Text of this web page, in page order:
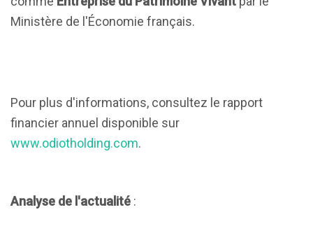
Ministère de l'Économie français.
Pour plus d'informations, consultez le rapport
financier annuel disponible sur
www.odiotholding.com.
Analyse de l'actualité :